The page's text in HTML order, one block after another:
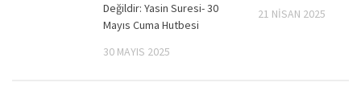
Değildir: Yasin Suresi- 30
Mayıs Cuma Hutbesi
30 MAYIS 2025
21 NISAN 2025